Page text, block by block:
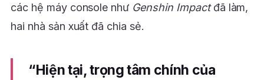
các hệ máy console như Genshin Impactđã làm,
hai nhà sản xuất đã chia sẻ.
“Hiện tại, trọng tâm chính của